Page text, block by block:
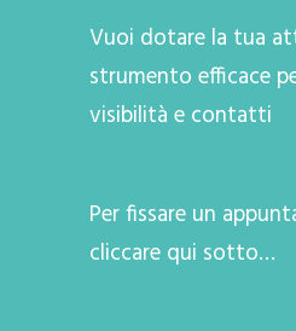
Vuoi dotare la tua
strumento efficace
visibilità e contatti
Per fissare un
cliccare qui sotto…